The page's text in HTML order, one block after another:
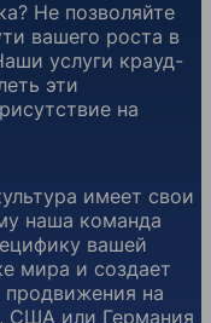
Не позволяйте
вашего роста в
услуги крауд-
эти
на
имеет свои
наша команда
вашей
мира и создает
продвижения на
США или Германия